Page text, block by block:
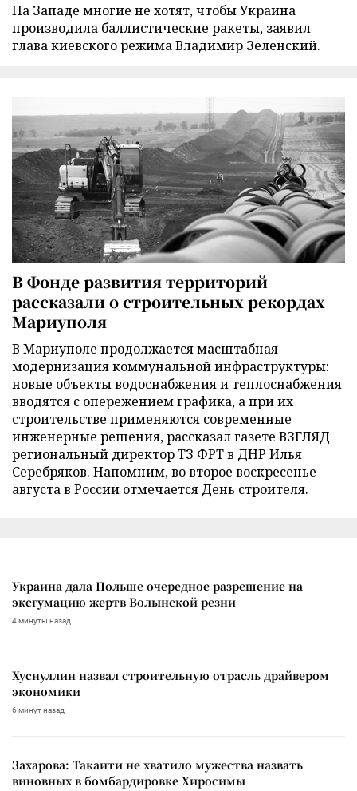
На Западе многие не хотят, чтобы Украина
производила баллистические ракеты, заявил
глава киевского режима Владимир Зеленский.
В Фонде развития территорий
рассказали о строительных рекордах
Мариуполя
В Мариуполе продолжается масштабная
модернизация коммунальной инфраструктуры:
новые объекты водоснабжения и теплоснабжения
вводятся с опережением графика, а при их
строительстве применяются современные
инженерные решения, рассказал газете ВЗГЛЯД
региональный директор ТЗ ФРТ в ДНР Илья
Серебряков. Напомним, во второе воскресенье
августа в России отмечается День строителя.
Украина дала Польше очередное разрешение на
эксгумацию жертв Волынской резни
4 минуты назад
Хуснуллин назвал строительную отрасль драйвером
экономики
6 минут назад
Захарова: Такаити не хватило мужества назвать
виновных в бомбардировке Хиросимы